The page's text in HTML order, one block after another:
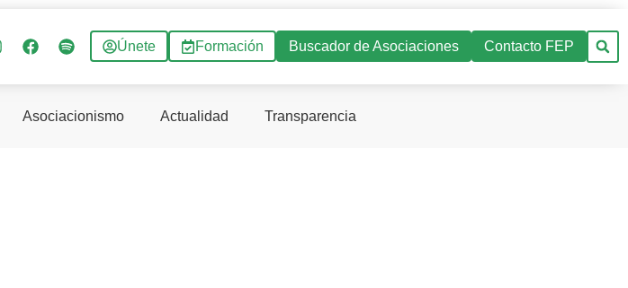
Únete Formación Buscador de Asociaciones Contacto FEP
Asociacionismo Actualidad Transparencia